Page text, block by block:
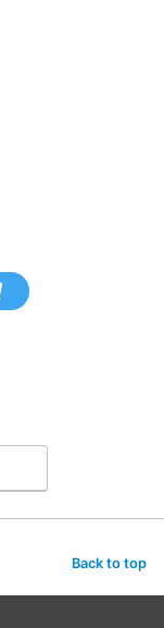
Back to top